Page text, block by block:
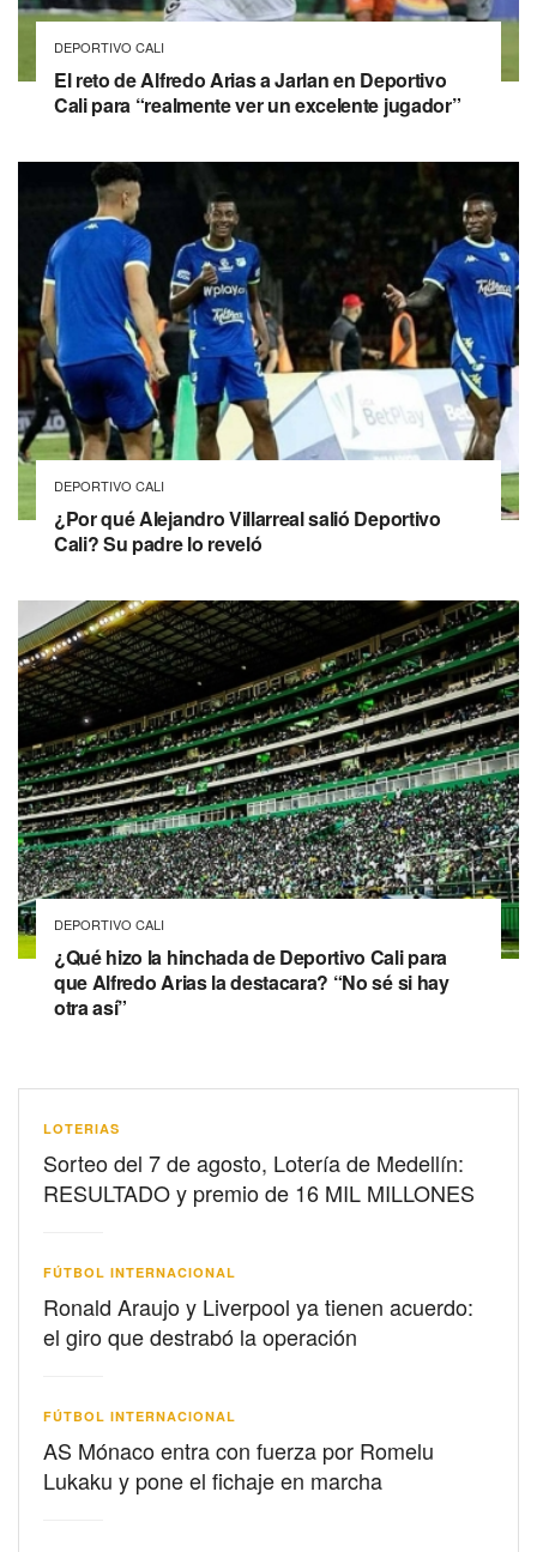
DEPORTIVO CALI
El reto de Alfredo Arias a Jarlan en Deportivo
Cali para “realmente ver un excelente jugador”
DEPORTIVO CALI
¿Por qué Alejandro Villarreal salió Deportivo
Cali? Su padre lo reveló
DEPORTIVO CALI
¿Qué hizo la hinchada de Deportivo Cali para
que Alfredo Arias la destacara? “No sé si hay
otra así”
LOTERIAS
Sorteo del 7 de agosto, Lotería de Medellín:
RESULTADO y premio de 16 MIL MILLONES
FÚTBOL INTERNACIONAL
Ronald Araujo y Liverpool ya tienen acuerdo:
el giro que destrabó la operación
FÚTBOL INTERNACIONAL
AS Mónaco entra con fuerza por Romelu
Lukaku y pone el fichaje en marcha